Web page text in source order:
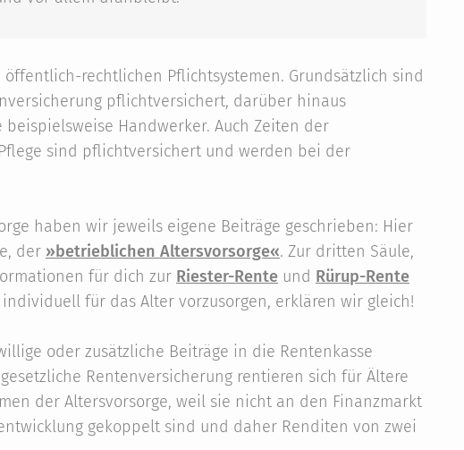
rechtlichen Pflichtsystemen. Grundsätzlich sind
pflichtversichert, darüber hinaus
Handwerker. Auch Zeiten der
sind pflichtversichert und werden bei der
haben wir jeweils eigene Beiträge geschrieben: Hier
der »betrieblichen Altersvorsorge«. Zur dritten Säule,
für dich zur Riester-Rente und Rürup-Rente
für das Alter vorzusorgen, erklären wir gleich!
oder zusätzliche Beiträge in die Rentenkasse
Rentenversicherung rentieren sich für Ältere
der Altersvorsorge, weil sie nicht an den Finanzmarkt
gekoppelt sind und daher Renditen von zwei